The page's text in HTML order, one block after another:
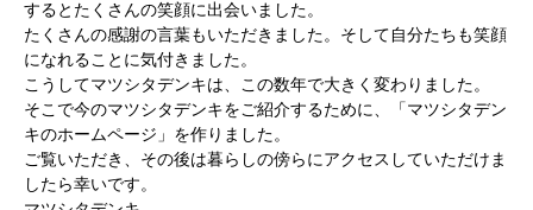
するとたくさんの笑顔に出会いました。
たくさんの感謝の言葉もいただきました。そして自分たちも笑顔
になれることに気付きました。
こうしてマツシタデンキは、この数年で大きく変わりました。
そこで今のマツシタデンキをご紹介するために、「マツシタデン
キのホームページ」を作りました。
ご覧いただき、その後は暮らしの傍らにアクセスしていただけま
したら幸いです。